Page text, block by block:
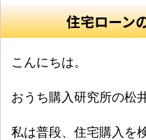
住宅ローン
こんにちは。
おうち購入研究所の松
私は普段、住宅購入を